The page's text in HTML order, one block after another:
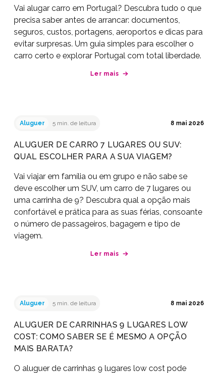
Vai alugar carro em Portugal? Descubra tudo o que
precisa saber antes de arrancar: documentos,
seguros, custos, portagens, aeroportos e dicas para
evitar surpresas. Um guia simples para escolher o
carro certo e explorar Portugal com total liberdade.
Ler mais
Aluguer 5 min. de leitura 8 mai 2026
ALUGUER DE CARRO 7 LUGARES OU SUV:
QUAL ESCOLHER PARA A SUA VIAGEM?
Vai viajar em família ou em grupo e não sabe se
deve escolher um SUV, um carro de 7 lugares ou
uma carrinha de 9? Descubra qual a opção mais
confortável e prática para as suas férias, consoante
o número de passageiros, bagagem e tipo de
viagem.
Ler mais
Aluguer 5 min. de leitura 8 mai 2026
ALUGUER DE CARRINHAS 9 LUGARES LOW
COST: COMO SABER SE É MESMO A OPÇÃO
MAIS BARATA?
O aluguer de carrinhas 9 lugares low cost pode